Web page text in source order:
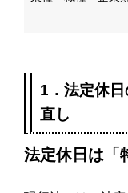
1．法定休
直し
法定休日は「